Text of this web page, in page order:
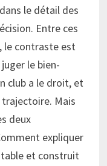
le détail des
Entre ces
le contraste est
le bien-
club a le droit, et
Mais
deux
expliquer
et construit